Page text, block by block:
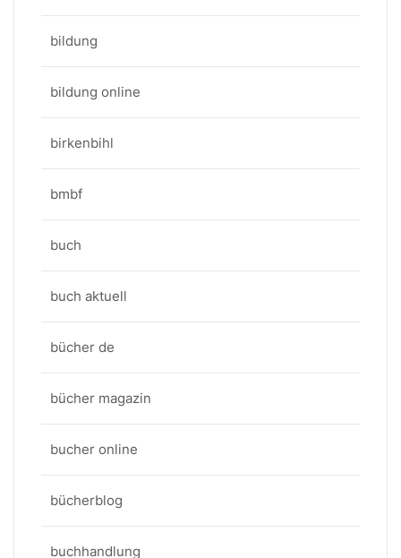
bildung
bildung online
birkenbihl
bmbf
buch
buch aktuell
bücher de
bücher magazin
bucher online
bücherblog
buchhandlung